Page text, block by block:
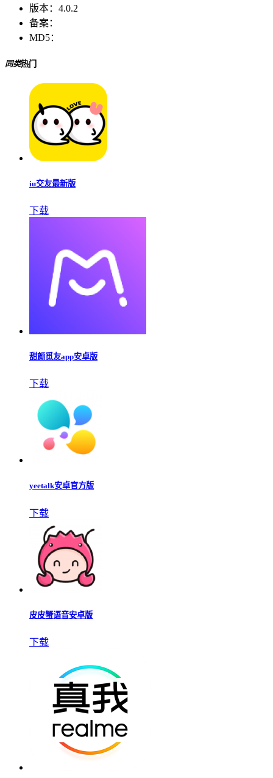
版本： 4.0.2
备案：
MD5：
同类热门
iu交友最新版
下载
甜颜觅友app安卓版
下载
yeetalk安卓官方版
下载
皮皮蟹语音安卓版
下载